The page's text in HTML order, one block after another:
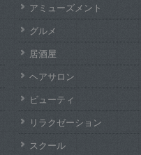
アミューズメント
グルメ
居酒屋
ヘアサロン
ビューティ
リラクゼーション
スクール